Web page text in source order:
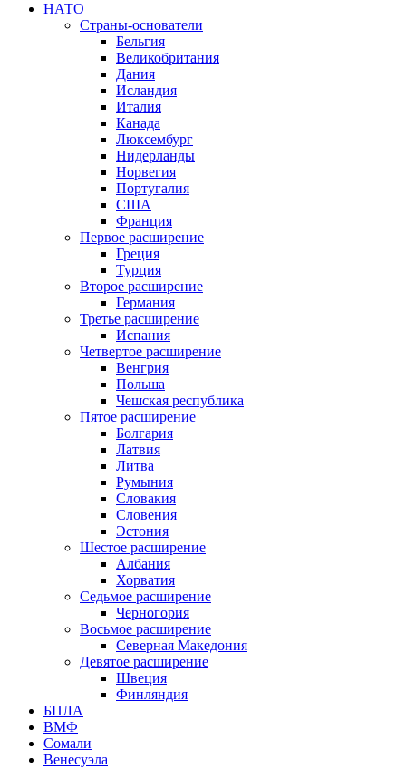
НАТО
Страны-основатели
Бельгия
Великобритания
Дания
Исландия
Италия
Канада
Люксембург
Нидерланды
Норвегия
Португалия
США
Франция
Первое расширение
Греция
Турция
Второе расширение
Германия
Третье расширение
Испания
Четвертое расширение
Венгрия
Польша
Чешская республика
Пятое расширение
Болгария
Латвия
Литва
Румыния
Словакия
Словения
Эстония
Шестое расширение
Албания
Хорватия
Седьмое расширение
Черногория
Восьмое расширение
Северная Македония
Девятое расширение
Швеция
Финляндия
БПЛА
ВМФ
Сомали
Венесуэла